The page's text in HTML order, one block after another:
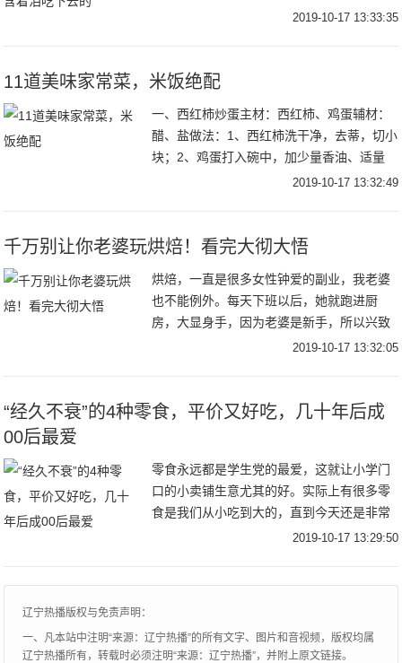
产”真的是接受不了啊，面对着室友的热情，
2019-10-17 13:33:35
11道美味家常菜，米饭绝配
一、西红柿炒蛋主材：西红柿、鸡蛋辅材：
醋、盐做法：1、西红柿洗干净，去蒂，切小
块；2、鸡蛋打入碗中，加少量香油、适量
盐、几滴醋，搅拌均匀（加醋或加酒的鸡
2019-10-17 13:32:49
千万别让你老婆玩烘焙！看完大彻大悟
烘焙，一直是很多女性钟爱的副业，我老婆
也不能例外。每天下班以后，她就跑进厨
房，大显身手，因为老婆是新手，所以兴致
勃勃地从网站下载了许多烘焙教程视频，选
2019-10-17 13:32:05
“经久不衰”的4种零食，平价又好吃，几十年后成
00后最爱
零食永远都是学生党的最爱，这就让小学门
口的小卖铺生意尤其的好。实际上有很多零
食是我们从小吃到大的，直到今天还是非常
的受欢迎。今天，小编就来说4种“经久不衰”
2019-10-17 13:29:50
辽宁热播版权与免责声明：
一、凡本站中注明“来源：辽宁热播”的所有文字、图片和音视频，版权均属
辽宁热播所有，转载时必须注明“来源：辽宁热播”，并附上原文链接。